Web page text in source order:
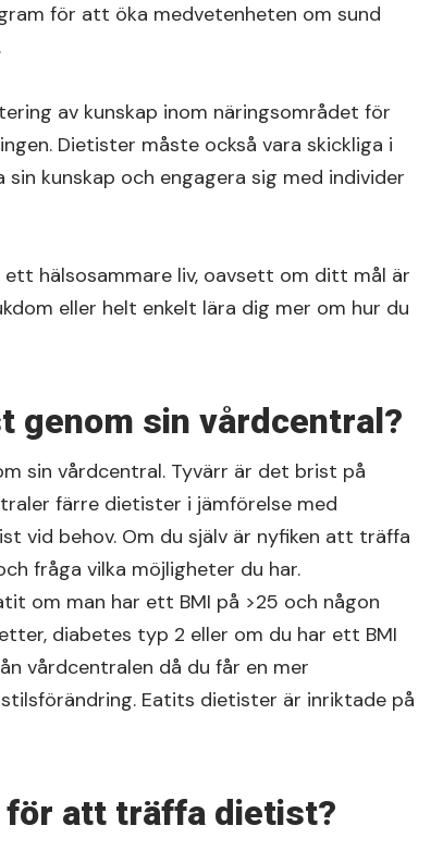
för att öka medvetenheten om sund
av kunskap inom näringsområdet för
Dietister måste också vara skickliga i
kunskap och engagera sig med individer
hälsosammare liv, oavsett om ditt mål är
eller helt enkelt lära dig mer om hur du
genom sin vårdcentral?
sin vårdcentral. Tyvärr är det brist på
färre dietister i jämförelse med
vid behov. Om du själv är nyfiken att träffa
fråga vilka möjligheter du har.
om man har ett BMI på >25 och någon
diabetes typ 2 eller om du har ett BMI
vårdcentralen då du får en mer
Eatits dietister är inriktade på
för att träffa dietist?